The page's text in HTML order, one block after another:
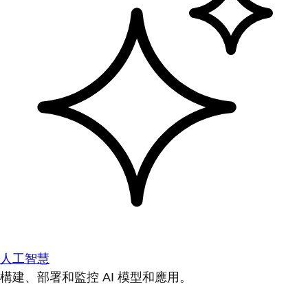
人工智慧
構建、部署和監控 AI 模型和應用。